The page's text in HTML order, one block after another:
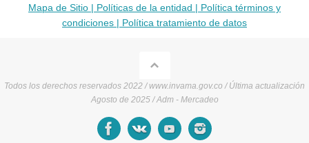
Mapa de Sitio | Políticas de la entidad | Política términos y
condiciones | Política tratamiento de datos
Todos los derechos reservados 2022 / www.invama.gov.co / Última actualización
Agosto de 2025 / Adm - Mercadeo